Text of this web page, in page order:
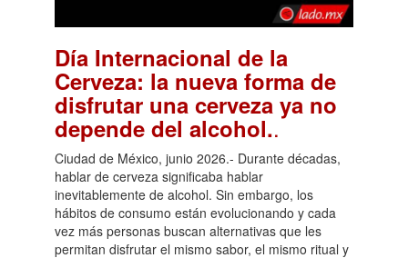
Día Internacional de la
Cerveza: la nueva forma de
disfrutar una cerveza ya no
depende del alcohol..
Ciudad de México, junio 2026.- Durante décadas,
hablar de cerveza significaba hablar
inevitablemente de alcohol. Sin embargo, los
hábitos de consumo están evolucionando y cada
vez más personas buscan alternativas que les
permitan disfrutar el mismo sabor, el mismo ritual y